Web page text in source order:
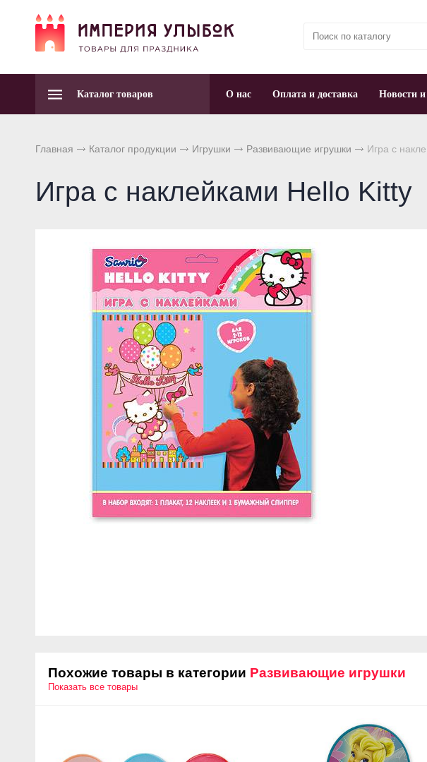
Каталог товаров О нас Оплата и доставка Новости
Главная Каталог продукции Игрушки Развивающие игрушки Игра с
Игра с наклейками Hello Kitty
Похожие товары в категории Развивающие игрушки
Показать все товары